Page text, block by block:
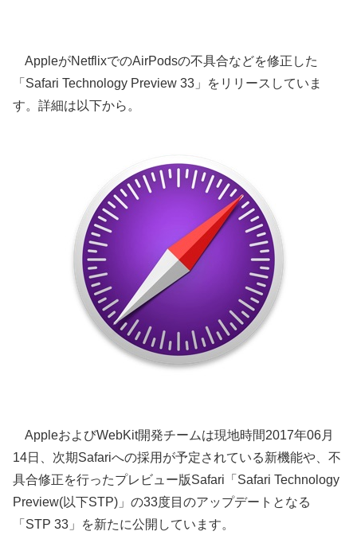
AppleがNetflixでのAirPodsの不具合などを修正した
「Safari Technology Preview 33」をリリースしていま
す。詳細は以下から。
AppleおよびWebKit開発チームは現地時間2017年06月
14日、次期Safariへの採用が予定されている新機能や、不
具合修正を行ったプレビュー版Safari「Safari Technology
Preview(以下STP)」の33度目のアップデートとなる
「STP 33」を新たに公開しています。